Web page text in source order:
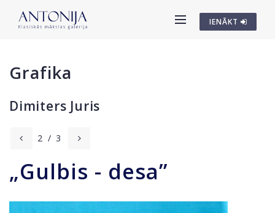
IENĀKT
Grafika
Dimiters Juris
2 / 3
„Gulbis - desa”